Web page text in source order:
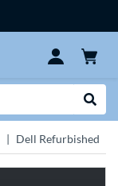
Dell Refurbished